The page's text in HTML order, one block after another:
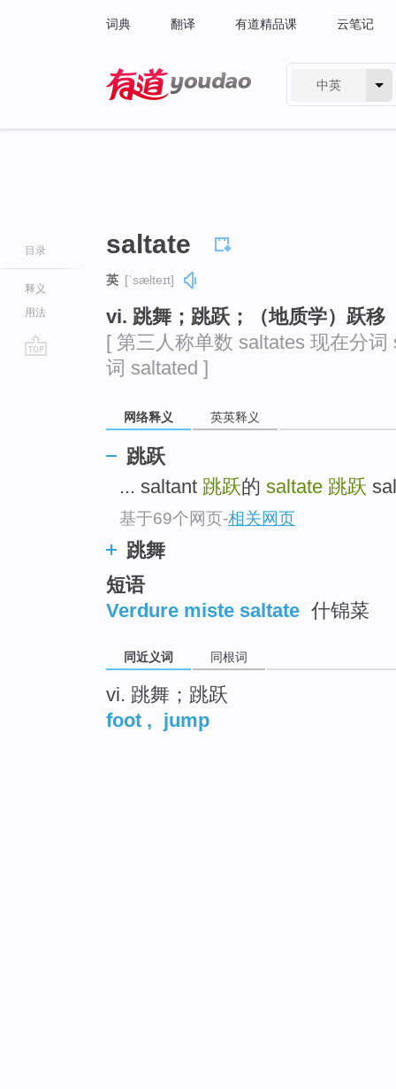
词典 翻译 有道精品课 云笔记
中英
目录
释义
用法
saltate
英 [ˈsælteɪt]
vi. 跳舞；跳跃；（地质学）跃移
[ 第三人称单数 saltates 现在分
词 saltated ]
网络释义 英英释义
跳跃
... saltant 跳跃的 saltate 跳跃
基于69个网页-相关网页
跳舞
短语
Verdure miste saltate 什锦菜
同近义词 同根词
vi. 跳舞；跳跃
foot , jump